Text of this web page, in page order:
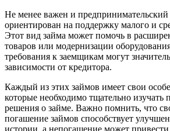
Не менее важен и
ориентирован на поддержку малого и
Этот вид займа может помочь в
товаров или модернизации
требования к заемщикам могут
зависимости от кредитора.
Каждый из этих займов имеет свои
которые необходимо тщательно изучать
решения о займе. Важно помнить, что
погашение займов способствует
истории, а непогашение может